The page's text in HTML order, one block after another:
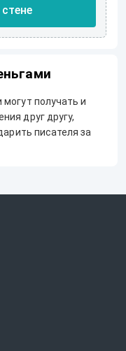
получать и
друг другу,
писателя за